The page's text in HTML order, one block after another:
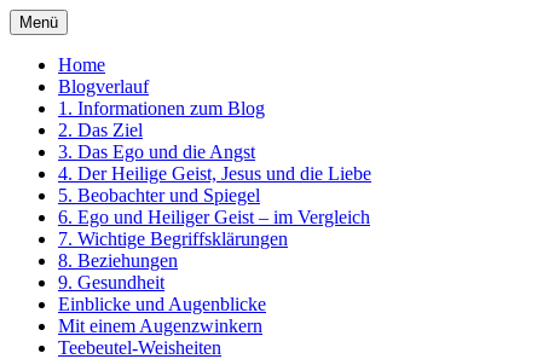
Zum
Inhalt
springen
Ein Kurs in Wundern
Menü
Home
Blogverlauf
1. Informationen zum Blog
2. Das Ziel
3. Das Ego und die Angst
4. Der Heilige Geist, Jesus und die Liebe
5. Beobachter und Spiegel
6. Ego und Heiliger Geist – im Vergleich
7. Wichtige Begriffsklärungen
8. Beziehungen
9. Gesundheit
Einblicke und Augenblicke
Mit einem Augenzwinkern
Teebeutel-Weisheiten